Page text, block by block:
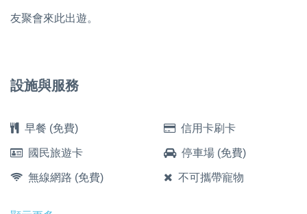
友聚會來此出遊。
設施與服務
早餐 (免費) 信用卡刷卡
國民旅遊卡 停車場 (免費)
無線網路 (免費) 不可攜帶寵物